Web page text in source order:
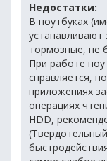
Недостатки:
В ноутбуках
тормозные, не
При работе
справляется,
приложениях
операциях
HDD,